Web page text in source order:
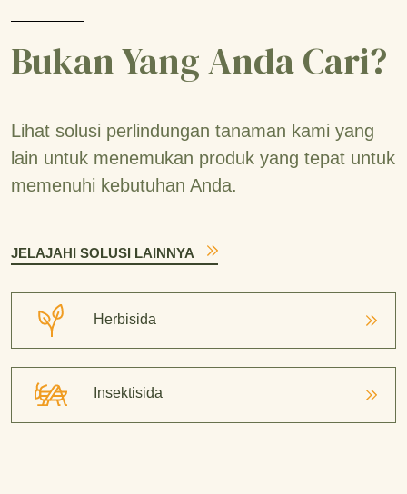
Bukan Yang Anda Cari?
Lihat solusi perlindungan tanaman kami yang
lain untuk menemukan produk yang tepat untuk
memenuhi kebutuhan Anda.
JELAJAHI SOLUSI LAINNYA
Herbisida
Insektisida